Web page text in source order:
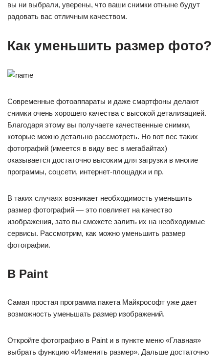
вы ни выбрали, уверены, что ваши снимки отныне будут
радовать вас отличным качеством.
Как уменьшить размер фото?
Современные фотоаппараты и даже смартфоны делают
снимки очень хорошего качества с высокой детализацией.
Благодаря этому вы получаете качественные снимки,
которые можно детально рассмотреть. Но вот вес таких
фотографий (имеется в виду вес в мегабайтах)
оказывается достаточно высоким для загрузки в многие
программы, соцсети, интернет-площадки и пр.
В таких случаях возникает необходимость уменьшить
размер фотографий — это повлияет на качество
изображения, зато вы сможете залить их на необходимые
сервисы. Рассмотрим, как можно уменьшить размер
фотографии.
В Paint
Самая простая программа пакета Майкрософт уже дает
возможность уменьшать размер изображений.
Откройте фотографию в Paint и в пункте меню «Главная»
выбрать функцию «Изменить размер». Дальше достаточно